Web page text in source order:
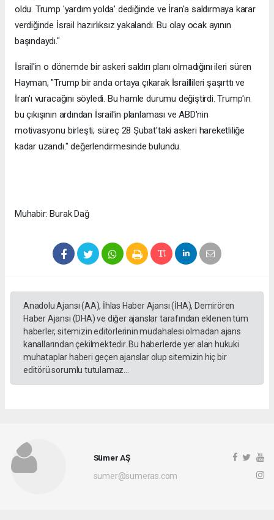
oldu. Trump 'yardım yolda' dediğinde ve İran'a saldırmaya karar
verdiğinde İsrail hazırlıksız yakalandı. Bu olay ocak ayının
başındaydı."
İsrail'in o dönemde bir askeri saldırı planı olmadığını ileri süren
Hayman, "Trump bir anda ortaya çıkarak İsraillileri şaşırttı ve
İran'ı vuracağını söyledi. Bu hamle durumu değiştirdi. Trump'ın
bu çıkışının ardından İsrail'in planlaması ve ABD'nin
motivasyonu birleşti; süreç 28 Şubat'taki askeri hareketliliğe
kadar uzandı." değerlendirmesinde bulundu.
Muhabir: Burak Dağ
Anadolu Ajansı (AA), İhlas Haber Ajansı (İHA), Demirören
Haber Ajansı (DHA) ve diğer ajanslar tarafından eklenen tüm
haberler, sitemizin editörlerinin müdahalesi olmadan ajans
kanallarından çekilmektedir. Bu haberlerde yer alan hukuki
muhataplar haberi geçen ajanslar olup sitemizin hiç bir
editörü sorumlu tutulamaz...
Sümer AŞ
sumer@sumeras.com